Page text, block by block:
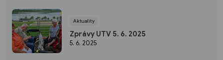
Aktuality
Zprávy UTV 5. 6. 2025
5. 6. 2025